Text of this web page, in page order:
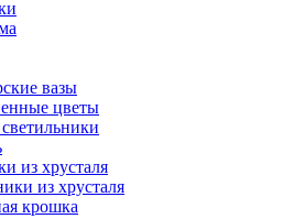
вазы
цветы
из хрусталя
из хрусталя
крошка